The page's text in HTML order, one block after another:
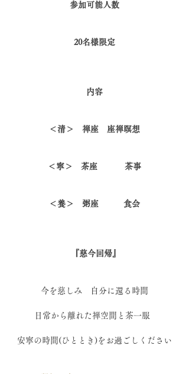
参加可能人数
20名様限定
内容
＜清＞　禅座　座禅瞑想
＜寧＞　茶座        　茶事
＜養＞　粥座　　　食会
『慈今回帰』
今を慈しみ　自分に還る時間
日常から離れた禅空間と茶一服
安寧の時間(ひととき)をお過ごしください